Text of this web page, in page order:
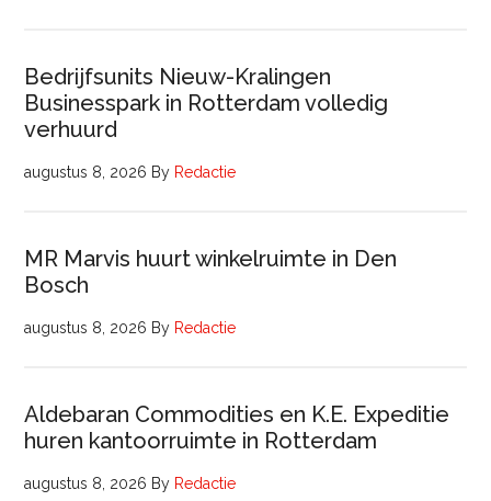
Bedrijfsunits Nieuw-Kralingen
Businesspark in Rotterdam volledig
verhuurd
augustus 8, 2026 By Redactie
MR Marvis huurt winkelruimte in Den
Bosch
augustus 8, 2026 By Redactie
Aldebaran Commodities en K.E. Expeditie
huren kantoorruimte in Rotterdam
augustus 8, 2026 By Redactie